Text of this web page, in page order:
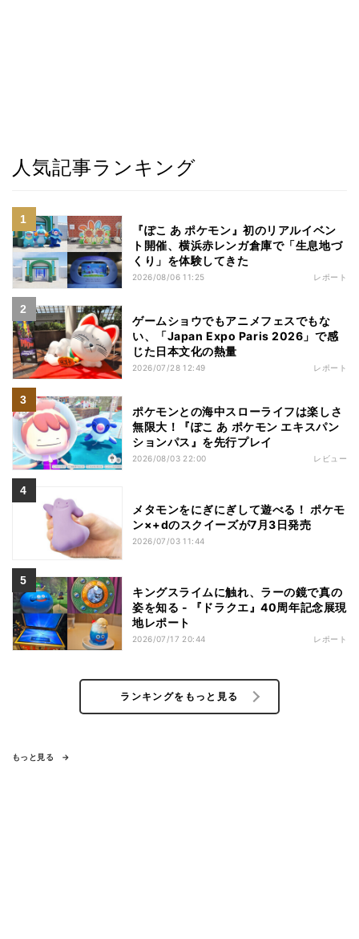
人気記事ランキング
『ぽこ あ ポケモン』初のリアルイベン
ト開催、横浜赤レンガ倉庫で「生息地づ
くり」を体験してきた
2026/08/06 11:25 レポート
ゲームショウでもアニメフェスでもな
い、「Japan Expo Paris 2026」で感
じた日本文化の熱量
2026/07/28 12:49 レポート
ポケモンとの海中スローライフは楽しさ
無限大！『ぽこ あ ポケモン エキスパン
ションパス』を先行プレイ
2026/08/03 22:00 レビュー
メタモンをにぎにぎして遊べる！ ポケモ
ン×+dのスクイーズが7月3日発売
2026/07/03 11:44
キングスライムに触れ、ラーの鏡で真の
姿を知る - 『ドラクエ』40周年記念展現
地レポート
2026/07/17 20:44 レポート
ランキングをもっと見る
もっと見る